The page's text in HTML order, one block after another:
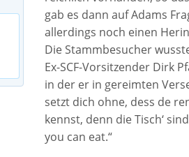
gab es dann auf Adams
allerdings noch einen
Die Stammbesucher
Ex-SCF-Vorsitzender Dirk
in der er in gereimten
setzt dich ohne, dess de
kennst, denn die Tisch‘
you can eat.“